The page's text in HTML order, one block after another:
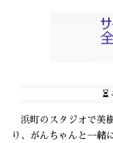
浜町のスタジオで美
り、がんちゃんと一緒